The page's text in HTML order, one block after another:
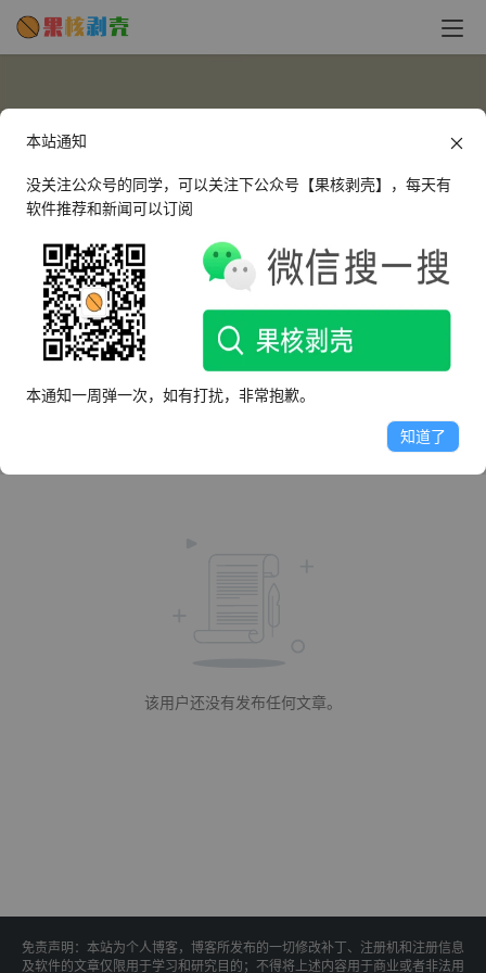
applebxxx
这个人很懒，什么都没有留下～
该用户还没有发布任何文章。
免责声明：本站为个人博客，博客所发布的一切修改补丁、注册机和注册信息
及软件的文章仅限用于学习和研究目的；不得将上述内容用于商业或者非法用
本站通知
没关注公众号的同学，可以关注下公众号【果核剥壳】，每天有
软件推荐和新闻可以订阅
本通知一周弹一次，如有打扰，非常抱歉。
知道了